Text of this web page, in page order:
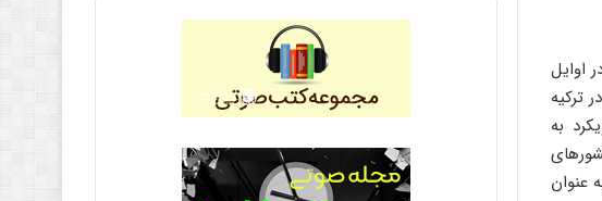
اوایل
ترکیه
به
عنوان